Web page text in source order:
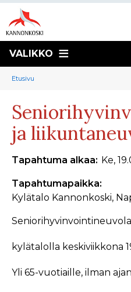
VALIKKO
Murupolku
You
here:
Etusivu
ja
Tapahtuma alkaa Ke,
Tapahtumapaikka
Kylätalo Kannonkoski,
kylätalolla keskiviikkona
Yli 65-vuotiaille, ilman